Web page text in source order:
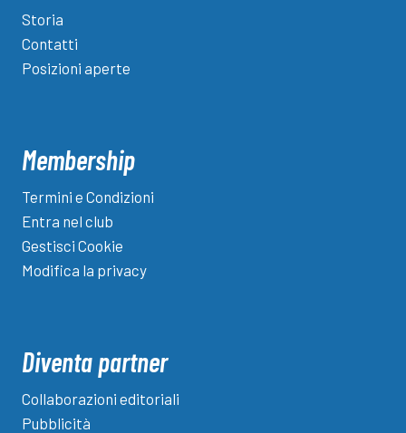
Storia
Contatti
Posizioni aperte
Membership
Termini e Condizioni
Entra nel club
Gestisci Cookie
Modifica la privacy
Diventa partner
Collaborazioni editoriali
Pubblicità